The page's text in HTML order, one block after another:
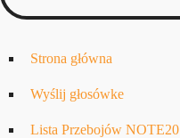
Strona główna
Wyślij głosówke
Lista Przebojów NOTE20